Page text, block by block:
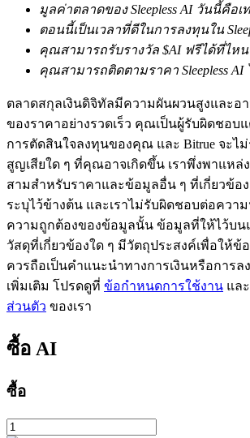
ลงทุนอัตโนมัติ
คว้าผลกำไรระยะยาวและผลประโยช
เรียนรู้ Staking
เรียนรู้เกี่ยวกับการสร้างรายได้แบบพ
Bitrue AI
มูลค่าตลาดของ Sleepless AI วันนี้คือเ
ตอนนี้เป็นเวลาที่ดีในการลงทุนใน
คุณสามารถรับรางวัล $AI ฟรีได้ที่ไหน
คุณสามารถติดตามราคา Sleepless AI
ตลาดสกุลเงินดิจิทัลมีความผันผวนสูงและอ
ของราคาอย่างรวดเร็ว คุณเป็นผู้รับผิดชอบแ
การตัดสินใจลงทุนของคุณ และ Bitrue จะไ
สูญเสียใด ๆ ที่คุณอาจเกิดขึ้น เราพึ่งพาแห
สามสำหรับราคาและข้อมูลอื่น ๆ ที่เกี่ยวข้อ
ระบุไว้ข้างต้น และเราไม่รับผิดชอบต่อควา
ความถูกต้องของข้อมูลนั้น ข้อมูลที่ให้ไว้บ
วัสดุที่เกี่ยวข้องใด ๆ มีวัตถุประสงค์เพื่อให้ข้
ควรถือเป็นคำแนะนำทางการเงินหรือการ
เพิ่มเติม โปรดดูที่ ข้อกำหนดการใช้งาน และ
ส่วนตัว ของเรา
ซื้อ AI
ซื้อ